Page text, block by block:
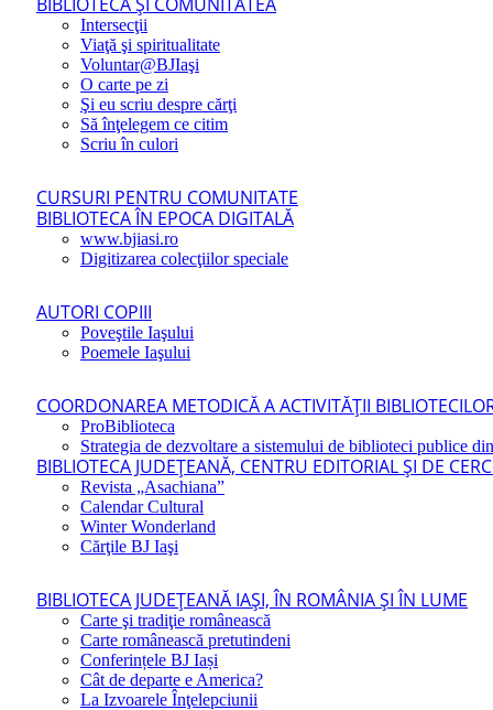
Intersecţii
Viaţă şi spiritualitate
Voluntar@BJIaşi
O carte pe zi
Şi eu scriu despre cărţi
Să înţelegem ce citim
Scriu în culori
CURSURI PENTRU COMUNITATE
BIBLIOTECA ÎN EPOCA DIGITALĂ
www.bjiasi.ro
Digitizarea colecţiilor speciale
AUTORI COPIII
Poveştile Iaşului
Poemele Iaşului
COORDONAREA METODICĂ A ACTIVITĂŢII
ProBiblioteca
Strategia de dezvoltare a sistemului de biblioteci publice
BIBLIOTECA JUDEŢEANĂ, CENTRU EDITORIAL ŞI DE
Revista „Asachiana”
Calendar Cultural
Winter Wonderland
Cărţile BJ Iaşi
BIBLIOTECA JUDEŢEANĂ IAŞI, ÎN ROMÂNIA ŞI ÎN LUME
Carte şi tradiţie românească
Carte românească pretutindeni
Conferințele BJ Iași
Cât de departe e America?
La Izvoarele Înţelepciunii